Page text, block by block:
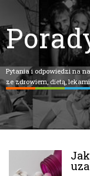
Pytania i odpowiedzi na
ze zdrowiem, dietą,